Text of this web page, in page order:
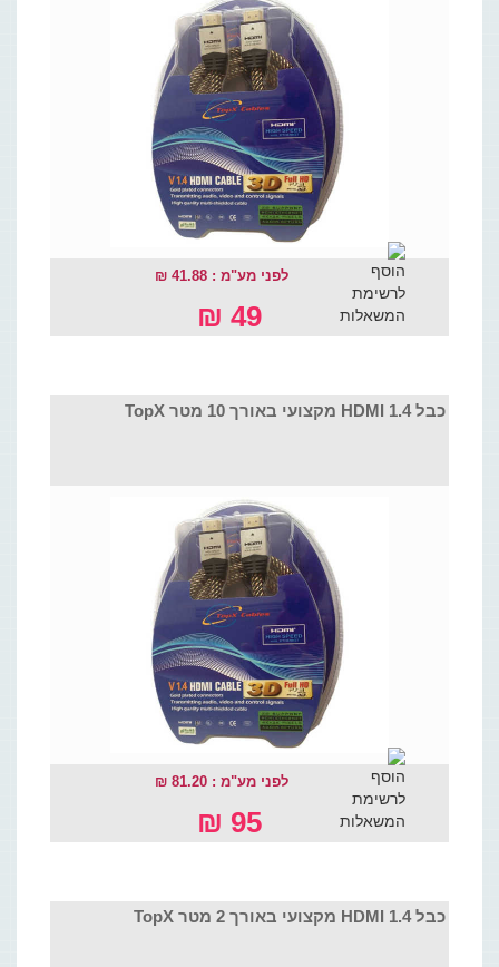
לפני מע"מ : 41.88 ₪
49 ₪
כבל HDMI 1.4 מקצועי באורך 10 מטר TopX
לפני מע"מ : 81.20 ₪
95 ₪
כבל HDMI 1.4 מקצועי באורך 2 מטר TopX